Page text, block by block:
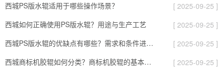
西城PS版水辊适用于哪些操作场景？
[ 2025-09-25 ]
西城如何正确使用PS版水辊？用途与生产工艺
[ 2025-09-25 ]
西城PS版水辊的优缺点有哪些？需求和条件进行选择
[ 2025-09-25 ]
西城商标机胶辊如何分类？商标机胶辊的基本知识
[ 2025-09-25 ]